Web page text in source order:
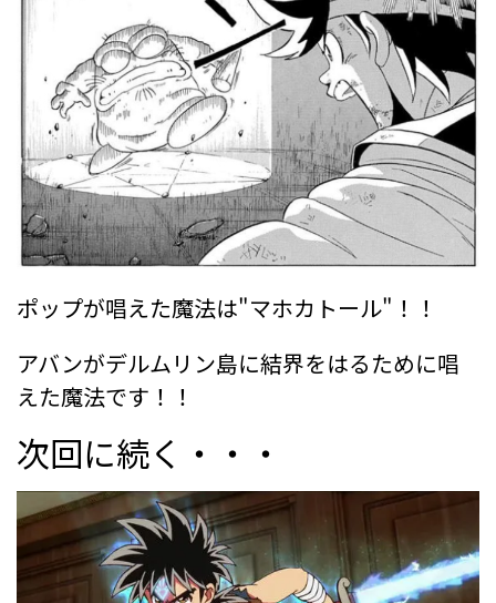
ポップが唱えた魔法は"マホカトール"！！
アバンがデルムリン島に結界をはるために唱
えた魔法です！！
次回に続く・・・